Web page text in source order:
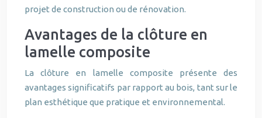
projet de construction ou de rénovation.
Avantages de la clôture en
lamelle composite
La clôture en lamelle composite présente des
avantages significatifs par rapport au bois, tant sur le
plan esthétique que pratique et environnemental.